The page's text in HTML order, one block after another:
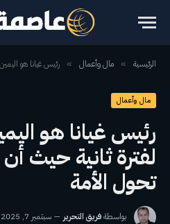
الرئيسية » مال وأعمال » رئيس غيانا هو اليمين
مال وأعمال
رئيس غيانا هو
لفترة ثانية حيث
تحول الأمة
بواسطةفريق التحرير سبتمبر 7, 2025